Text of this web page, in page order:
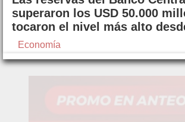
superaron los USD 50.000
tocaron el nivel más alto
Economía